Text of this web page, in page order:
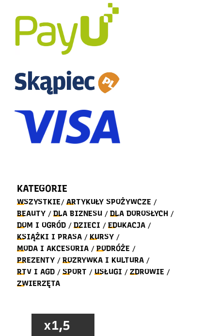
KATEGORIE
WSZYSTKIE/ ARTYKUŁY SPOŻYWCZE /
BEAUTY / DLA BIZNESU / DLA DOROSŁYCH /
DOM I OGRÓD / DZIECI / EDUKACJA /
KSIĄŻKI I PRASA / KURSY /
MODA I AKCESORIA / PODRÓŻE /
PREZENTY / ROZRYWKA I KULTURA /
RTV I AGD / SPORT / USŁUGI / ZDROWIE /
ZWIERZĘTA
x1,5